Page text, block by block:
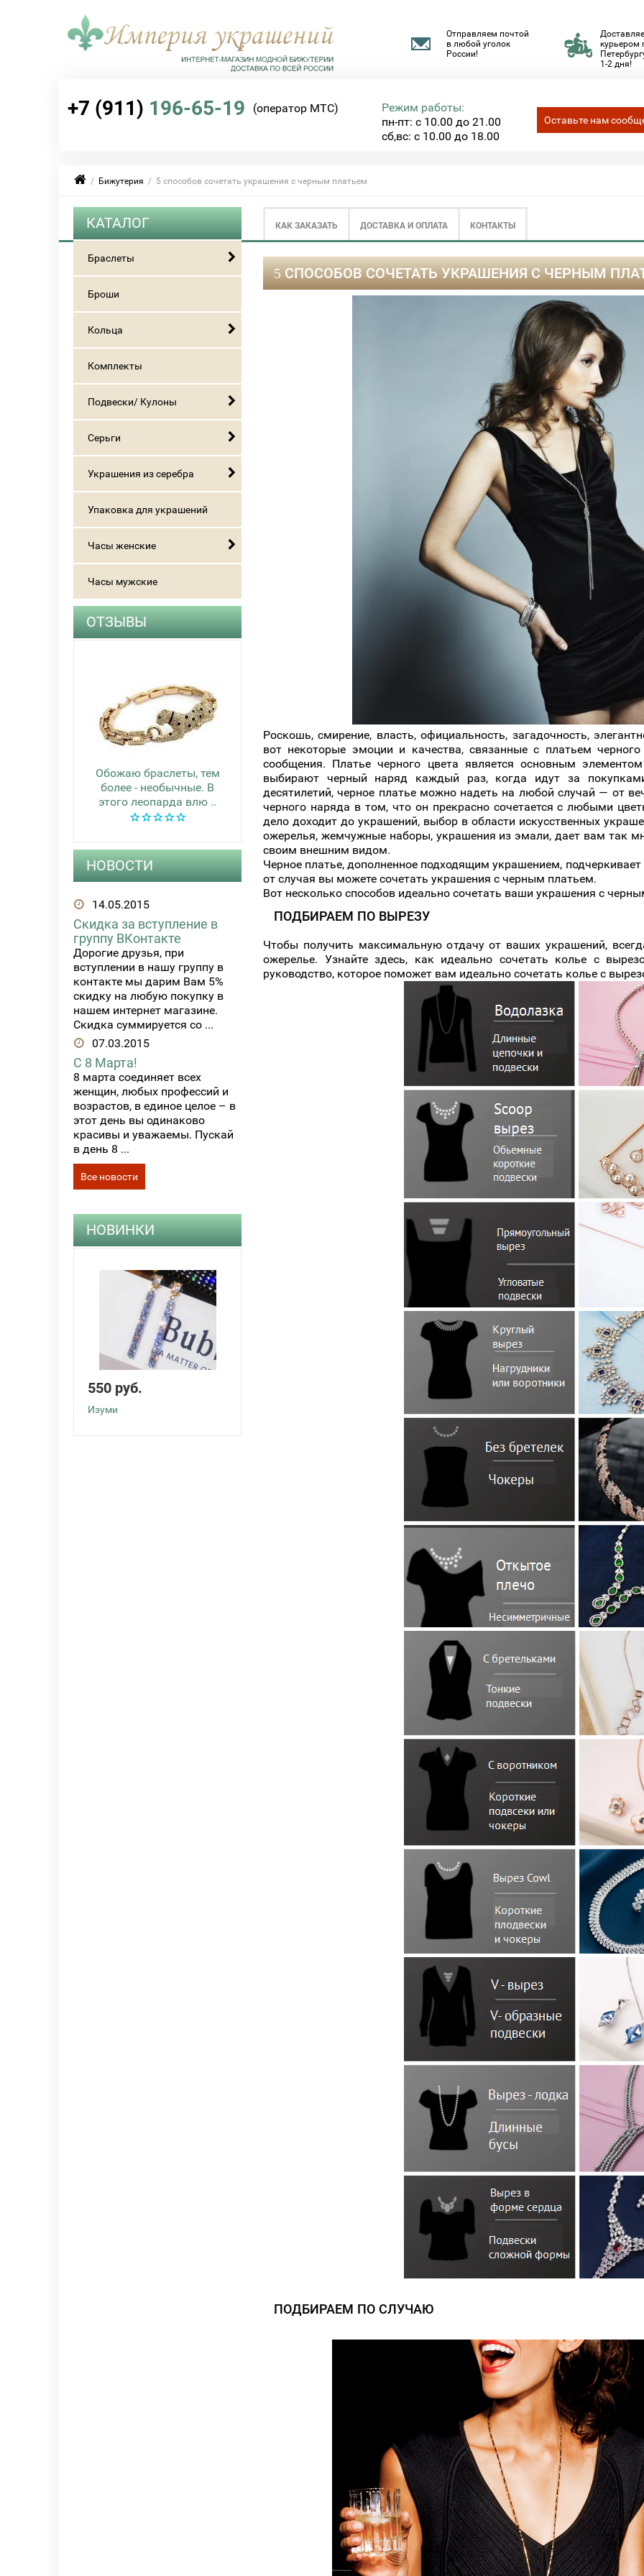
курьером
1-2 дня!
Отправляем почтой
в любой уголок
России!
+7 (911) 196-65-19 (оператор МТС)
Режим работы:
пн-пт: с 10.00 до 21.00
сб,вс: с 10.00 до 18.00
Оставьте нам
/ Бижутерия / 5 способов сочетать украшения с черным платьем
КАК ЗАКАЗАТЬ ДОСТАВКА И ОПЛАТА КОНТАКТЫ
КАТАЛОГ
Браслеты
Броши
Кольца
Комплекты
Подвески/ Кулоны
Серьги
Украшения из серебра
Упаковка для украшений
Часы женские
Часы мужские
ОТЗЫВЫ
Обожаю браслеты, тем
более - необычные. В
этого леопарда влю ..
НОВОСТИ
14.05.2015
Скидка за вступление в
группу ВКонтакте
Дорогие друзья, при
вступлении в нашу группу в
контакте мы дарим Вам 5%
скидку на любую покупку в
нашем интернет магазине.
Скидка суммируется со ...
07.03.2015
С 8 Марта!
8 марта соединяет всех
женщин, любых профессий и
возрастов, в единое целое – в
этот день вы одинаково
красивы и уважаемы. Пускай
в день 8 ...
Все новости
НОВИНКИ
550 руб.
Изуми
5 СПОСОБОВ СОЧЕТАТЬ УКРАШЕНИЯ С ЧЕРНЫМ
Роскошь, смирение, власть, официальность, загадочность,
вот некоторые эмоции и качества, связанные с платьем
сообщения. Платье черного цвета является основным
выбирают черный наряд каждый раз, когда идут за
десятилетий, черное платье можно надеть на любой случай — от
черного наряда в том, что он прекрасно сочетается с любыми
дело доходит до украшений, выбор в области искусственных
ожерелья, жемчужные наборы, украшения из эмали, дает вам так
своим внешним видом.
Черное платье, дополненное подходящим украшением,
от случая вы можете сочетать украшения с черным платьем.
Вот несколько способов идеально сочетать ваши украшения с
ПОДБИРАЕМ ПО ВЫРЕЗУ
Чтобы получить максимальную отдачу от ваших украшений,
ожерелье. Узнайте здесь, как идеально сочетать колье с
руководство, которое поможет вам идеально сочетать колье с
ПОДБИРАЕМ ПО СЛУЧАЮ